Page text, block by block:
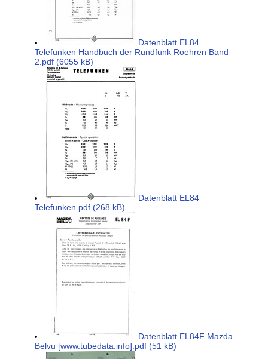
Datenblatt EL84
Telefunken Handbuch der Rundfunk Roehren Band
2.pdf (6055 kB)
Datenblatt EL84
Telefunken.pdf (268 kB)
Datenblatt EL84F Mazda
Belvu [www.tubedata.info].pdf (51 kB)